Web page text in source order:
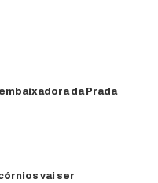
da Prada
vai ser